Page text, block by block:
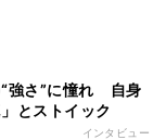
強さ”に憧れ 自身
とストイック
インタビュー